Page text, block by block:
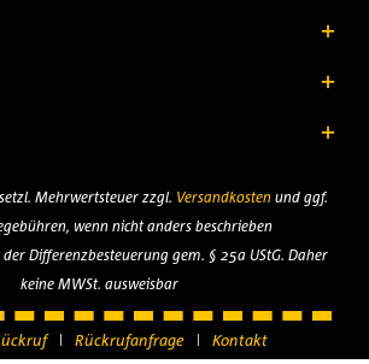
Mehrwertsteuer zzgl. Versandkostenund ggf.
wenn nicht anders beschrieben
Differenzbesteuerung gem. § 25a UStG. Daher
keine MWSt. ausweisbar
Rückrufanfrage Kontakt